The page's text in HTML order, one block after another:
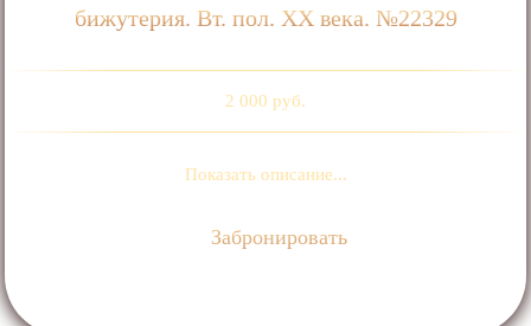
бижутерия. Вт. пол. ХХ века. №22329
2 000 руб.
Показать описание...
Забронировать